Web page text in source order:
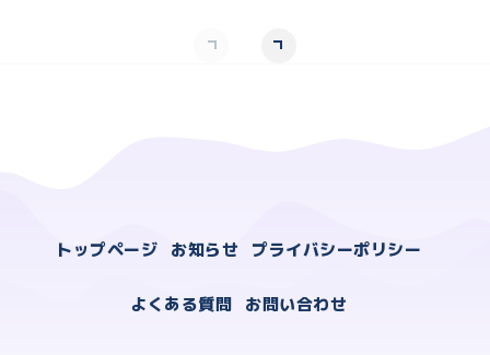
トップページ お知らせ プライバシーポリシー
よくある質問 お問い合わせ